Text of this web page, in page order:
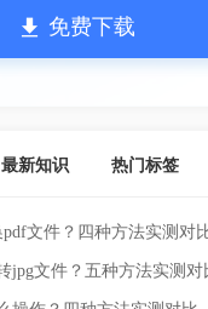
免费下载
最新知识 热门标签